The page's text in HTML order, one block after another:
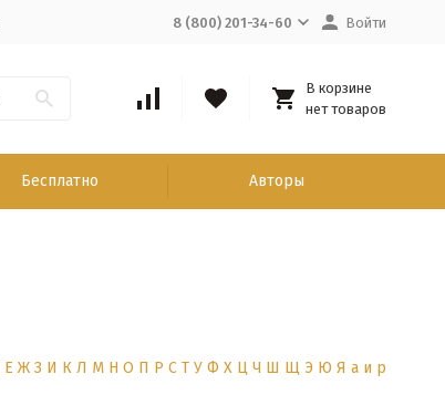
8 (800) 201-34-60 Войти
В корзине
нет товаров
Бесплатно Авторы
Е Ж З И К Л М Н О П Р С Т У Ф Х Ц Ч Ш Щ Э Ю Я а и р